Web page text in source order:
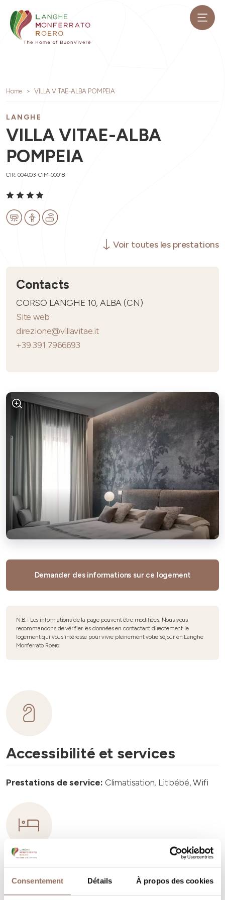
Consentement Détails À propos des cookies
Home VILLA VITAE-ALBA POMPEIA
LANGHE
VILLA VITAE-ALBA
POMPEIA
CIR: 004003-CIM-00018
Voir toutes les prestations
Contacts
CORSO LANGHE 10, ALBA (CN)
Site web
direzione@villavitae.it
+39 391 7966693
Demander des informations sur ce logement
N.B. : Les informations de la page peuvent être modifiées. Nous vous
recommandons de vérifier les données en contactant directement le
logement qui vous intéresse pour vivre pleinement votre séjour en Langhe
Monferrato Roero.
Accessibilité et services
Prestations de service: Climatisation, Lit bébé, Wifi
Capacité d'hébergement
Rooms number:2